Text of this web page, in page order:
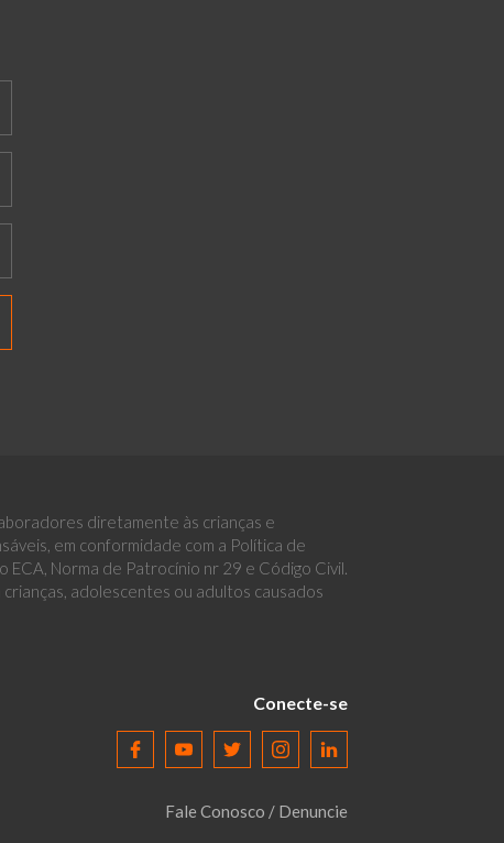
diretamente às crianças e
em conformidade com a Política de
Norma de Patrocínio nr 29 e Código Civil.
adolescentes ou adultos causados
Conecte-se
Fale Conosco / Denuncie